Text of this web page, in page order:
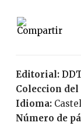
Editorial:
Coleccion
Idioma:
Número de